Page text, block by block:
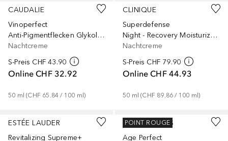
CAUDALIE
Vinoperfect
Anti-Pigmentflecken Glykol - Nachfüllpackung
Nachtcreme
S-Preis CHF 43.90
Online CHF 32.92
50 ml (CHF 65.84 / 100 ml)
CLINIQUE
Superdefense
Night - Recovery Moisturizer Hauttyp 3&4
Nachtcreme
S-Preis CHF 79.90
Online CHF 44.93
50 ml (CHF 89.86 / 100 ml)
ESTÉE LAUDER
Revitalizing Supreme+
L’ORÉAL PARIS
Age Perfect
POINT ROUGE